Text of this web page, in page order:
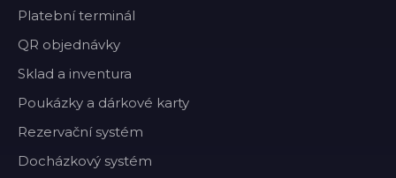
Platební terminál
QR objednávky
Sklad a inventura
Poukázky a dárkové karty
Rezervační systém
Docházkový systém